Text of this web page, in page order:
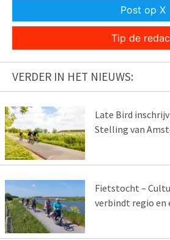
Post op X
Tip de
VERDER IN HET NIEUWS:
Late Bird
Stelling van
Fietstocht –
verbindt regio en